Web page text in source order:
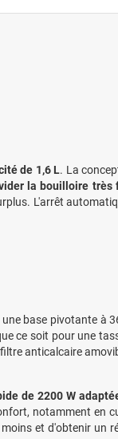
de 1,6 L. La
la bouilloire très
L'arrêt
base pivotante à
ce soit pour une
anticalcaire
de 2200 W
notamment en
et d'obtenir un